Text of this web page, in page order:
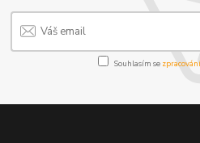
Souhlasím se